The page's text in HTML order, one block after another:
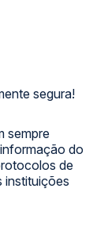
segura!
sempre
do
de
instituições